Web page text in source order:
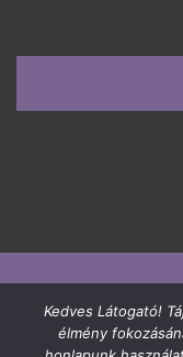
© 2026
Kedves Látogató!
élmény